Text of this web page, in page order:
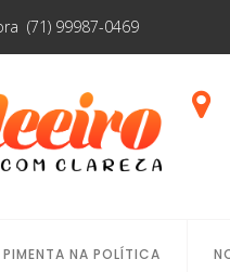
(71) 99987-0469
PIMENTA NA POLÍTICA